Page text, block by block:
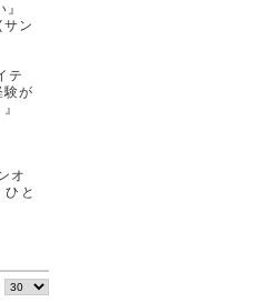
ン
テ
験が
オ
と